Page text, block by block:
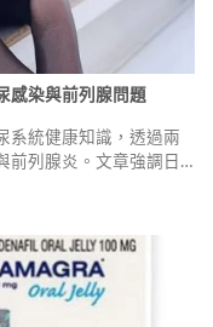
感染與前列腺問題
系統健康知識，透過兩
前列腺炎。文章強調日